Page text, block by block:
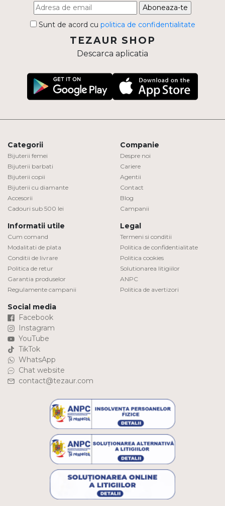
Aboneaza-te
Sunt de acord cu politica de confidentialitate
TEZAUR SHOP
Descarca aplicatia
Categorii
Bijuterii femei
Bijuterii barbati
Bijuterii copii
Bijuterii cu diamante
Accesorii
Cadouri sub 500 lei
Companie
Despre noi
Cariere
Agentii
Contact
Blog
Campanii
Informatii utile
Cum comand
Modalitati de plata
Conditii de livrare
Politica de retur
Garantia produselor
Regulamente campanii
Legal
Termeni si conditii
Politica de confidentialitate
Politica cookies
Solutionarea litigiilor
ANPC
Politica de avertizori
Social media
Facebook
Instagram
YouTube
TikTok
WhatsApp
Chat website
contact@tezaur.com